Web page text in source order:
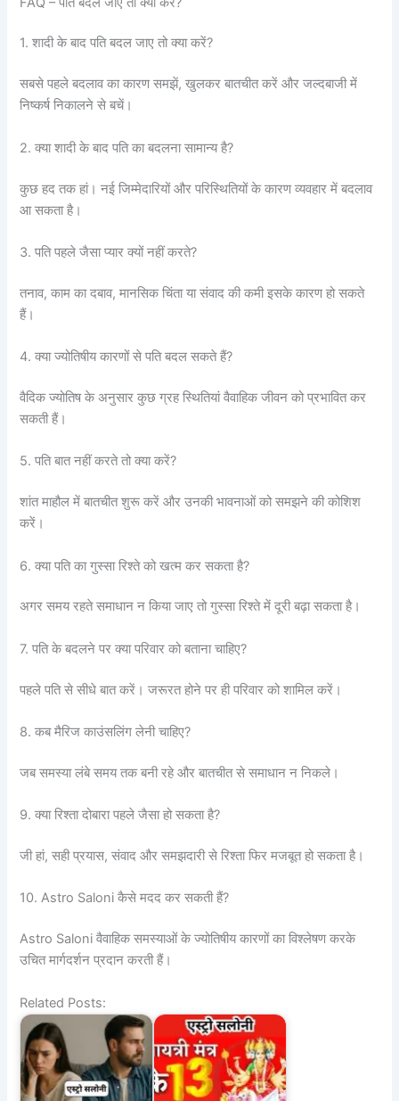
1. शादी के बाद पति बदल जाए तो क्या करें?
सबसे पहले बदलाव का कारण समझें, खुलकर बातचीत करें और जल्दबाजी में
निष्कर्ष निकालने से बचें।
2. क्या शादी के बाद पति का बदलना सामान्य है?
कुछ हद तक हां। नई जिम्मेदारियों और परिस्थितियों के कारण व्यवहार में बदलाव
आ सकता है।
3. पति पहले जैसा प्यार क्यों नहीं करते?
तनाव, काम का दबाव, मानसिक चिंता या संवाद की कमी इसके कारण हो सकते
हैं।
4. क्या ज्योतिषीय कारणों से पति बदल सकते हैं?
वैदिक ज्योतिष के अनुसार कुछ ग्रह स्थितियां वैवाहिक जीवन को प्रभावित कर
सकती हैं।
5. पति बात नहीं करते तो क्या करें?
शांत माहौल में बातचीत शुरू करें और उनकी भावनाओं को समझने की कोशिश
करें।
6. क्या पति का गुस्सा रिश्ते को खत्म कर सकता है?
अगर समय रहते समाधान न किया जाए तो गुस्सा रिश्ते में दूरी बढ़ा सकता है।
7. पति के बदलने पर क्या परिवार को बताना चाहिए?
पहले पति से सीधे बात करें। जरूरत होने पर ही परिवार को शामिल करें।
8. कब मैरिज काउंसलिंग लेनी चाहिए?
जब समस्या लंबे समय तक बनी रहे और बातचीत से समाधान न निकले।
9. क्या रिश्ता दोबारा पहले जैसा हो सकता है?
जी हां, सही प्रयास, संवाद और समझदारी से रिश्ता फिर मजबूत हो सकता है।
10. Astro Saloni कैसे मदद कर सकती हैं?
Astro Saloni वैवाहिक समस्याओं के ज्योतिषीय कारणों का विश्लेषण करके
उचित मार्गदर्शन प्रदान करती हैं।
Related Posts: